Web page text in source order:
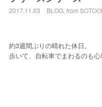
2017.11.03 BLOG, from
約3週間ぶりの晴れた休日。
歩いて、自転車でまわるのも心